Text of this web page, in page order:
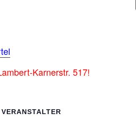
Karnerstr. 517!
VERANSTALTER